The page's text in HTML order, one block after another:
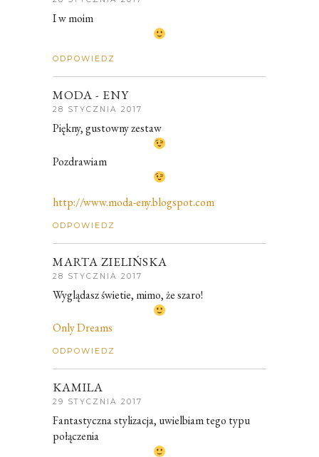
I w moim
ODPOWIEDZ
MODA - ENY
28 STYCZNIA 2017
Piękny, gustowny zestaw
Pozdrawiam
http://www.moda-eny.blogspot.com
ODPOWIEDZ
MARTA ZIELIŃSKA
28 STYCZNIA 2017
Wyglądasz świetie, mimo, że szaro!
Only Dreams
ODPOWIEDZ
KAMILA
29 STYCZNIA 2017
Fantastyczna stylizacja, uwielbiam tego typu
połączenia